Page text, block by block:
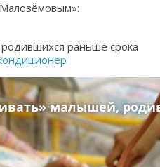
раньше срока